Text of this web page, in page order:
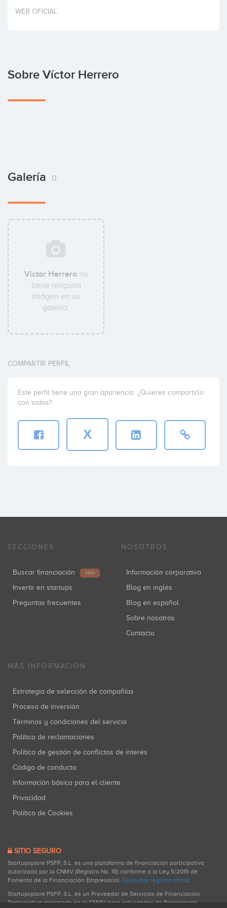
Invertir
WEB OFICIAL
Sobre Víctor Herrero
Galería 0
Víctor Herrerono
tiene ninguna
imágen en su
galería.
COMPARTIR PERFIL
Este perfil tiene una gran apariencia. ¿Quieres compartirlo
con todos?
X
SECCIONES
Buscar financiación NEW
Invertir en startups
Preguntas frecuentes
NOSOTROS
Información corporativa
Blog en inglés
Blog en español
Sobre nosotros
Contacto
MÁS INFORMACIÓN
Estrategia de selección de compañías
Proceso de inversión
Términos y condiciones del servicio
Política de reclamaciones
Política de gestión de conflictos de interés
Código de conducta
Información básica para el cliente
Privacidad
Política de Cookies
SITIO SEGURO
Startupxplore PSFP, S.L. es una plataforma de financiación participativa
autorizada por la CNMV (Registro No. 18) conforme a la Ley 5/2015 de
Fomento de la Financiación Empresarial. Consultar registro oficial.
Startupxplore PSFP, S.L. es un Proveedor de Servicios de Financiación
Participativa registrado en la CNMV para actividades de financiación